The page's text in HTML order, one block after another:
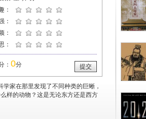
家在那里发现了不同种类的巨蜥，
样的动物？这是无论东方还是西方
：
：
：
：
： 0分 提交